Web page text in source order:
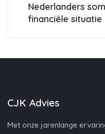
Nederlanders
financiële situatie
CJK Advies
Met onze jarenlange